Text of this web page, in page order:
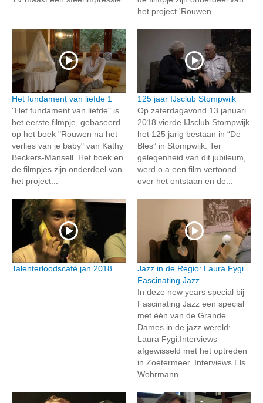
het project 'Rouwen...
Het fundament van liefde 1
"Het fundament van liefde" is
het eerste filmpje, gebaseerd
op het boek "Rouwen na het
verlies van je baby" van Kathy
Beckers-Mansell. Het boek en
de filmpjes zijn onderdeel van
het project...
125 jaar IJsclub Stompwijk
Op zaterdagavond 13 januari
2018 vierde IJsclub Stompwijk
het 125 jarig bestaan in “De
Bles” in Stompwijk. Ter
gelegenheid van dit jubileum,
werd o.a een film vertoond
over het ontstaan en de...
Talenterloodscafé jan 2018
Jazz in de Regio: Laura Fygi
Fascinating Jazz
In deze new years special bij
Fascinating Jazz een special
met één van de Grande
Dames in de jazz wereld:
Laura Fygi.Interviews
afgewisseld met het optreden
in Zoetermeer. Interviews Els
Wohrmann